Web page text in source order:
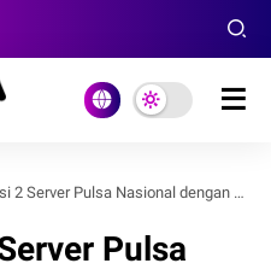
Nasional dengan Harga Master Dealler Termurah: Siap Jadi Mitra Usaha!
Pulsa